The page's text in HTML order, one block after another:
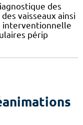
des
vaisseaux ainsi
interventionnelle
périp